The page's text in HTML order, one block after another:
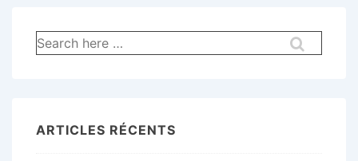
Recherche
pour:
ARTICLES RÉCENTS